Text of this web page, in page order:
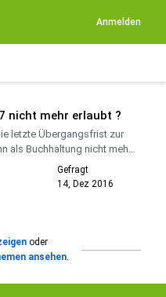
Anmelden
nicht mehr erlaubt ?
letzte Übergangsfrist zur
als Buchhaltung nicht mehr
grundsätzliche Vorschr...
Gefragt
14, Dez 2016
oder
ansehen.